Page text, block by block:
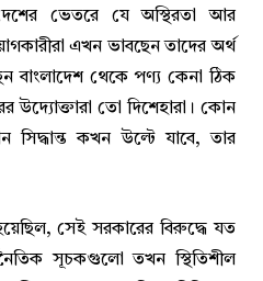
ভেতরে যে অস্থিরতা আর
এখন ভাবছেন তাদের অর্থ
বাংলাদেশ থেকে পণ্য কেনা ঠিক
উদ্যোক্তারা তো দিশেহারা। কোন
কখন উল্টে যাবে, তার
সেই সরকারের বিরুদ্ধে যত
সূচকগুলো তখন স্থিতিশীল